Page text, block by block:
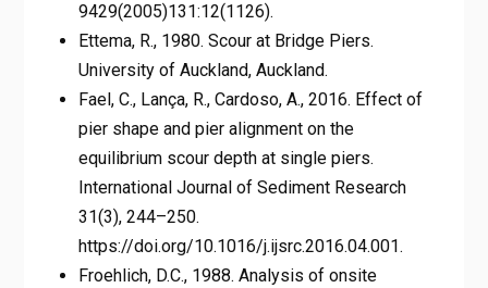
9429(2005)131:12(1126).
Ettema, R., 1980. Scour at Bridge Piers.
University of Auckland, Auckland.
Fael, C., Lança, R., Cardoso, A., 2016. Effect of
pier shape and pier alignment on the
equilibrium scour depth at single piers.
International Journal of Sediment Research
31(3), 244–250.
https://doi.org/10.1016/j.ijsrc.2016.04.001.
Froehlich, D.C., 1988. Analysis of onsite